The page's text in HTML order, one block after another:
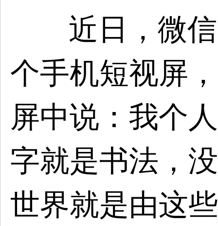
近日，微
个手机短视屏
屏中说：我个
字就是书法，
世界就是由这